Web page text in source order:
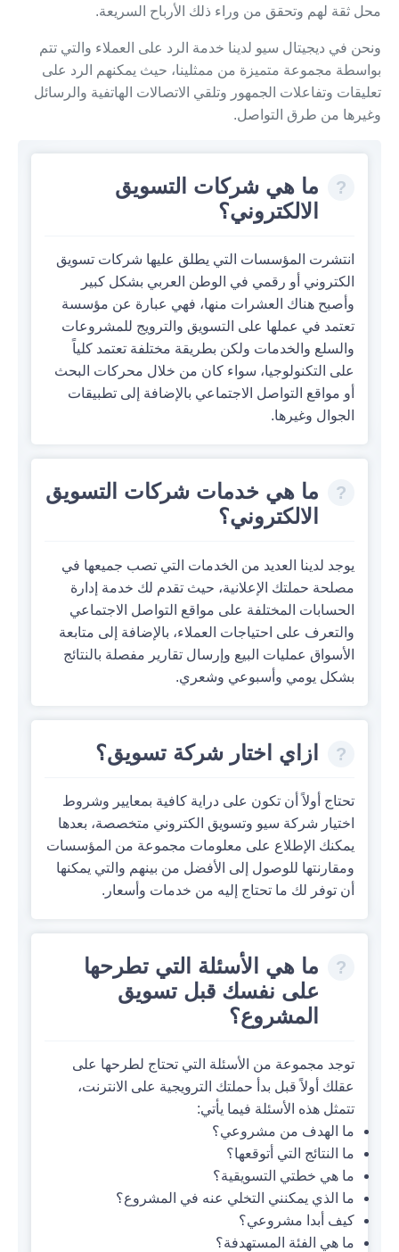
محل ثقة لهم وتحقق من وراء ذلك الأرباح السريعة.
ونحن في ديجيتال سيو لدينا خدمة الرد على العملاء والتي تتم
بواسطة مجموعة متميزة من ممثلينا، حيث يمكنهم الرد على
تعليقات وتفاعلات الجمهور وتلقي الاتصالات الهاتفية والرسائل
وغيرها من طرق التواصل.
ما هي شركات التسويق
الالكتروني؟
انتشرت المؤسسات التي يطلق عليها شركات تسويق
الكتروني أو رقمي في الوطن العربي بشكل كبير
وأصبح هناك العشرات منها، فهي عبارة عن مؤسسة
تعتمد في عملها على التسويق والترويج للمشروعات
والسلع والخدمات ولكن بطريقة مختلفة تعتمد كلياً
على التكنولوجيا، سواء كان من خلال محركات البحث
أو مواقع التواصل الاجتماعي بالإضافة إلى تطبيقات
الجوال وغيرها.
ما هي خدمات شركات التسويق
الالكتروني؟
يوجد لدينا العديد من الخدمات التي تصب جميعها في
مصلحة حملتك الإعلانية، حيث تقدم لك خدمة إدارة
الحسابات المختلفة على مواقع التواصل الاجتماعي
والتعرف على احتياجات العملاء، بالإضافة إلى متابعة
الأسواق عمليات البيع وإرسال تقارير مفصلة بالنتائج
بشكل يومي وأسبوعي وشعري.
ازاي اختار شركة تسويق؟
تحتاج أولاً أن تكون على دراية كافية بمعايير وشروط
اختيار شركة سيو وتسويق الكتروني متخصصة، بعدها
يمكنك الإطلاع على معلومات مجموعة من المؤسسات
ومقارنتها للوصول إلى الأفضل من بينهم والتي يمكنها
أن توفر لك ما تحتاج إليه من خدمات وأسعار.
ما هي الأسئلة التي تطرحها
على نفسك قبل تسويق
المشروع؟
توجد مجموعة من الأسئلة التي تحتاج لطرحها على
عقلك أولاً قبل بدأ حملتك الترويجية على الانترنت،
تتمثل هذه الأسئلة فيما يأتي:
ما الهدف من مشروعي؟
ما النتائج التي أتوقعها؟
ما هي خطتي التسويقية؟
ما الذي يمكنني التخلي عنه في المشروع؟
كيف أبدا مشروعي؟
ما هي الفئة المستهدفة؟